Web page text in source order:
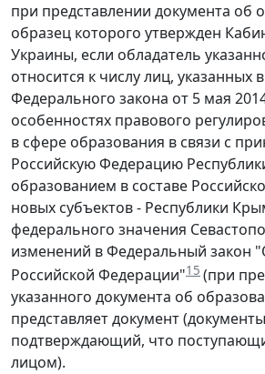
при представлении документа об
образец которого утвержден
Украины, если обладатель
относится к числу лиц, указанных
Федерального закона от 5 мая
особенностях правового
в сфере образования в связи с
Российскую Федерацию
образованием в составе
новых субъектов - Республики
федерального значения
изменений в Федеральный закон
Российской Федерации"15 (при
указанного документа об
представляет документ
подтверждающий, что
лицом).